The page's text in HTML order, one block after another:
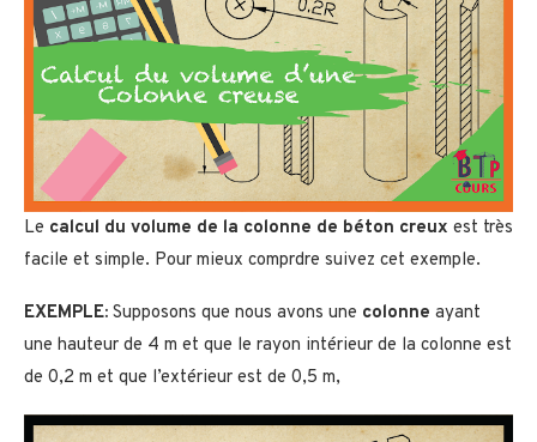
Le calcul du volume de la colonne de béton creux est très
facile et simple. Pour mieux comprdre suivez cet exemple.
EXEMPLE: Supposons que nous avons une colonne ayant
une hauteur de 4 m et que le rayon intérieur de la colonne est
de 0,2 m et que l’extérieur est de 0,5 m,